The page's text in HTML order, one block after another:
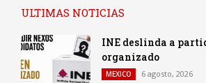
ULTIMAS NOTICIAS
INE deslinda a
organizado
MEXICO 6 agosto, 2026